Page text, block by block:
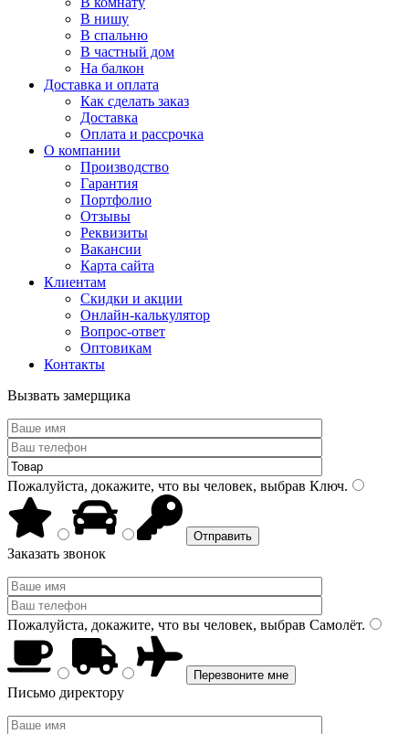
В нишу
В спальню
В частный дом
На балкон
Доставка и оплата
Как сделать заказ
Доставка
Оплата и рассрочка
О компании
Производство
Гарантия
Портфолио
Отзывы
Реквизиты
Вакансии
Карта сайта
Клиентам
Скидки и акции
Онлайн-калькулятор
Вопрос-ответ
Оптовикам
Контакты
Вызвать замерщика
Пожалуйста, докажите, что вы человек, выбрав Ключ.
Заказать звонок
Пожалуйста, докажите, что вы человек, выбрав Самолёт.
Письмо директору